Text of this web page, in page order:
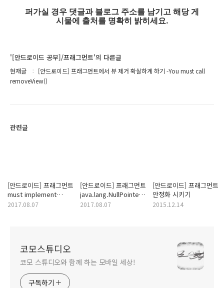
퍼가실 경우 댓글과 블로그 주소를 남기고 해당 게
시물에 출처를 명확히 밝히세요.
'[안드로이드 공부]/프래그먼트'의 다른글
현재글
[안드로이드] 프래그먼트에서 뷰 제거 확실하게 하기 -You must call
removeView()
관련글
[안드로이드] 프래그먼트
must implement
OnFragmentInteractionListener
2017.08.07
[안드로이드] 프래그먼트
java.lang.NullPointerException:
Attempt to invoke
2017.08.07
[안드로이드] 프래그먼트
안정화 시키기
2015.12.14
코모스튜디오
코모 스튜디오와 함께 하는 모바일 세상!
구독하기